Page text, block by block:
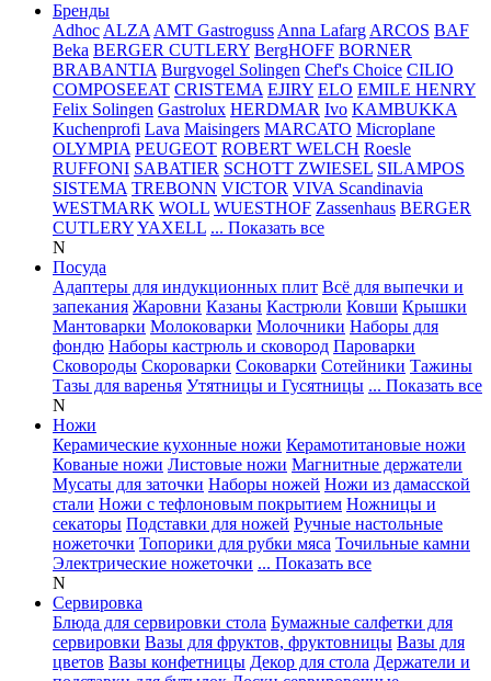
Бренды
Adhoc ALZA AMT Gastroguss Anna Lafarg ARCOS BAF
Beka BERGER CUTLERY BergHOFF BORNER
BRABANTIA Burgvogel Solingen Chef's Choice CILIO
COMPOSEEAT CRISTEMA EJIRY ELO EMILE HENRY
Felix Solingen Gastrolux HERDMAR Ivo KAMBUKKA
Kuchenprofi Lava Maisingers MARCATO Microplane
OLYMPIA PEUGEOT ROBERT WELCH Roesle
RUFFONI SABATIER SCHOTT ZWIESEL SILAMPOS
SISTEMA TREBONN VICTOR VIVA Scandinavia
WESTMARK WOLL WUESTHOF Zassenhaus BERGER
CUTLERYYAXELL ... Показать все
N
Посуда
Адаптеры для индукционных плит Всё для выпечки и
запекания Жаровни Казаны Кастрюли Ковши Крышки
Мантоварки Молоковарки Молочники Наборы для
фондю Наборы кастрюль и сковород Пароварки
Сковороды Скороварки Соковарки Сотейники Тажины
Тазы для варенья Утятницы и Гусятницы ... Показать все
N
Ножи
Керамические кухонные ножи Керамотитановые ножи
Кованые ножи Листовые ножи Магнитные держатели
Мусаты для заточки Наборы ножей Ножи из дамасской
стали Ножи с тефлоновым покрытием Ножницы и
секаторы Подставки для ножей Ручные настольные
ножеточки Топорики для рубки мяса Точильные камни
Электрические ножеточки ... Показать все
N
Сервировка
Блюда для сервировки стола Бумажные салфетки для
сервировки Вазы для фруктов, фруктовницы Вазы для
цветов Вазы конфетницы Декор для стола Держатели и